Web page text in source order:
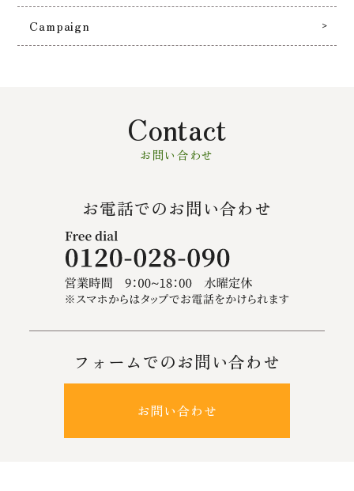
Campaign
Contact
お問い合わせ
お電話でのお問い合わせ
フォームでのお問い合わせ
お問い合わせ